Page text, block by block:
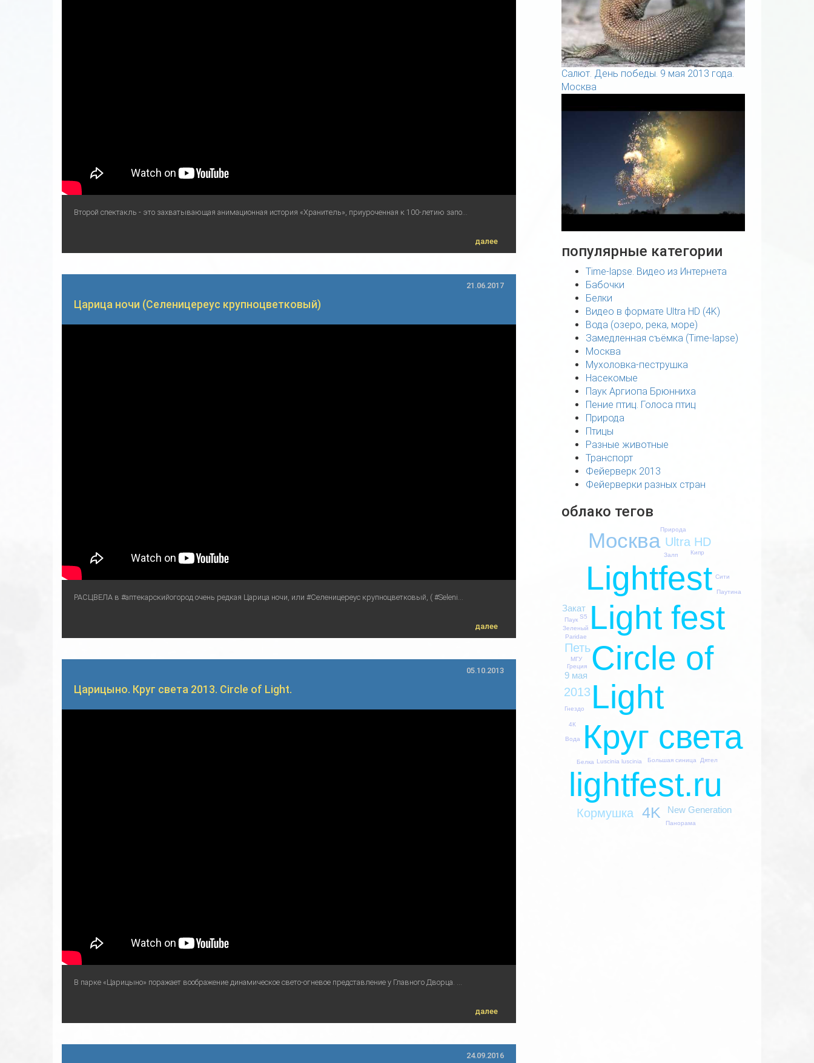
Второй спектакль - это захватывающая анимационная история «Хранитель», приуроченная к 100-летию запо...
далее
21.06.2017
Царица ночи (Селеницереус крупноцветковый)
РАСЦВЕЛА в #аптекарскийогород очень редкая Царица ночи, или #Селеницереус крупноцветковый, ( #Seleni...
далее
05.10.2013
Царицыно. Круг света 2013. Circle of Light.
В парке «Царицыно» поражает воображение динамическое свето-огневое представление у Главного Дворца. ...
далее
24.09.2016
Салют. День победы. 9 мая 2013 года.
Москва
популярные категории
Time-lapse. Видео из Интернета
Бабочки
Белки
Видео в формате Ultra HD (4K)
Вода (озеро, река, море)
Замедленная съёмка (Time-lapse)
Москва
Мухоловка-пеструшка
Насекомые
Паук Аргиопа Брюнниха
Пение птиц. Голоса птиц
Природа
Птицы
Разные животные
Транспорт
Фейерверк 2013
Фейерверки разных стран
облако тегов
Circle of
Light
Круг света
Light fest
Lightfest
lightfest.ru
Москва
4K
Ultra HD
2013
Кормушка
Петь
9 мая
New Generation
Закат
Luscinia luscinia Большая синица
Гнездо
Дятел
S5
МГУ
4К
Вода
Греция
Зеленый
Кипр
Панорама
Paridae
Паутина
Природа
Белка
Залп
Паук
Сити